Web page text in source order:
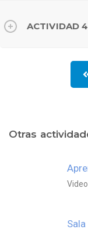
ACTIVIDAD 4
Otras